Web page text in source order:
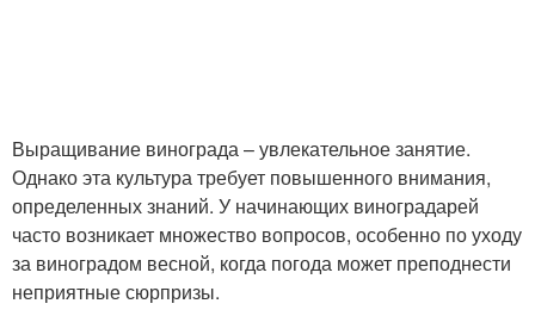
Выращивание винограда – увлекательное занятие.
Однако эта культура требует повышенного внимания,
определенных знаний. У начинающих виноградарей
часто возникает множество вопросов, особенно по уходу
за виноградом весной, когда погода может преподнести
неприятные сюрпризы.